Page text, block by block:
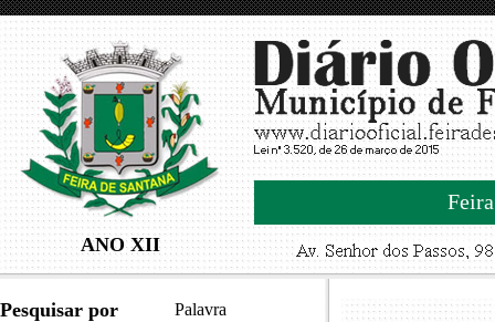
ANO XII
Pesquisar por Palavra